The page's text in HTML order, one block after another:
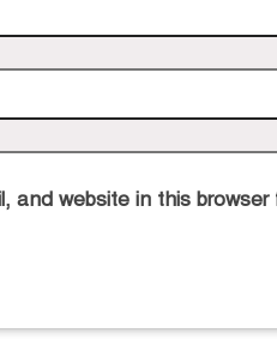
and website in this